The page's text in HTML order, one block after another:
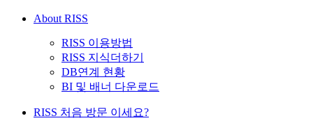
About RISS
RISS 이용방법
RISS 지식더하기
DB연계 현황
BI 및 배너 다운로드
RISS 처음 방문 이세요?